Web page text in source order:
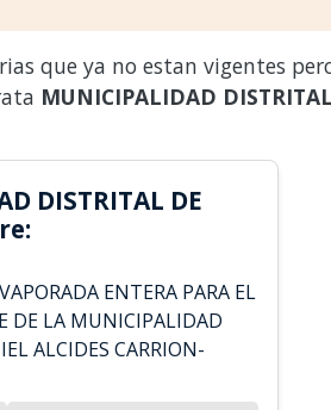
que ya no estan vigentes
MUNICIPALIDAD
DISTRITAL DE
ENTERA PARA EL
DE LA MUNICIPALIDAD
ALCIDES CARRION-